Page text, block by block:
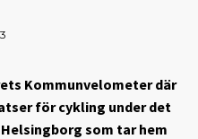
Kommunvelometer där
för cykling under det
som tar hem